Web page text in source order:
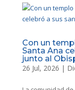
Con un
Santa Ana
junto al
26 Jul, 2026 |